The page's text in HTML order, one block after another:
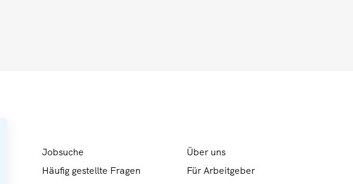
Jobsuche
Häufig gestellte Fragen
Über uns
Für Arbeitgeber